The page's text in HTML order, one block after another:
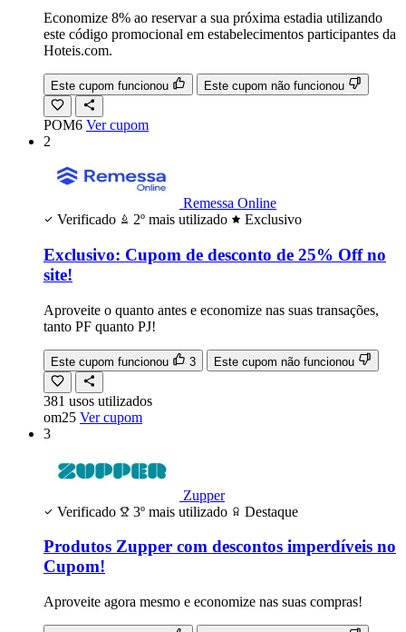
Economize 8% ao reservar a sua próxima estadia utilizando
este código promocional em estabelecimentos participantes da
Hoteis.com.
Este cupom funcionou Este cupom não funcionou
POM6 Ver cupom
2
Remessa Online
Verificado
2º mais utilizado Exclusivo
Exclusivo: Cupom de desconto de 25% Off no
site!
Aproveite o quanto antes e economize nas suas transações,
tanto PF quanto PJ!
Este cupom funcionou 3 Este cupom não funcionou
381 usos utilizados
om25 Ver cupom
3
Zupper
Verificado
3º mais utilizado Destaque
Produtos Zupper com descontos imperdíveis no
Cupom!
Aproveite agora mesmo e economize nas suas compras!